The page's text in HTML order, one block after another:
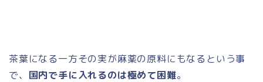
茶葉になる一方その実が麻薬の原料にもなるという事
で、 国内で手に入れるのは極めて困難。